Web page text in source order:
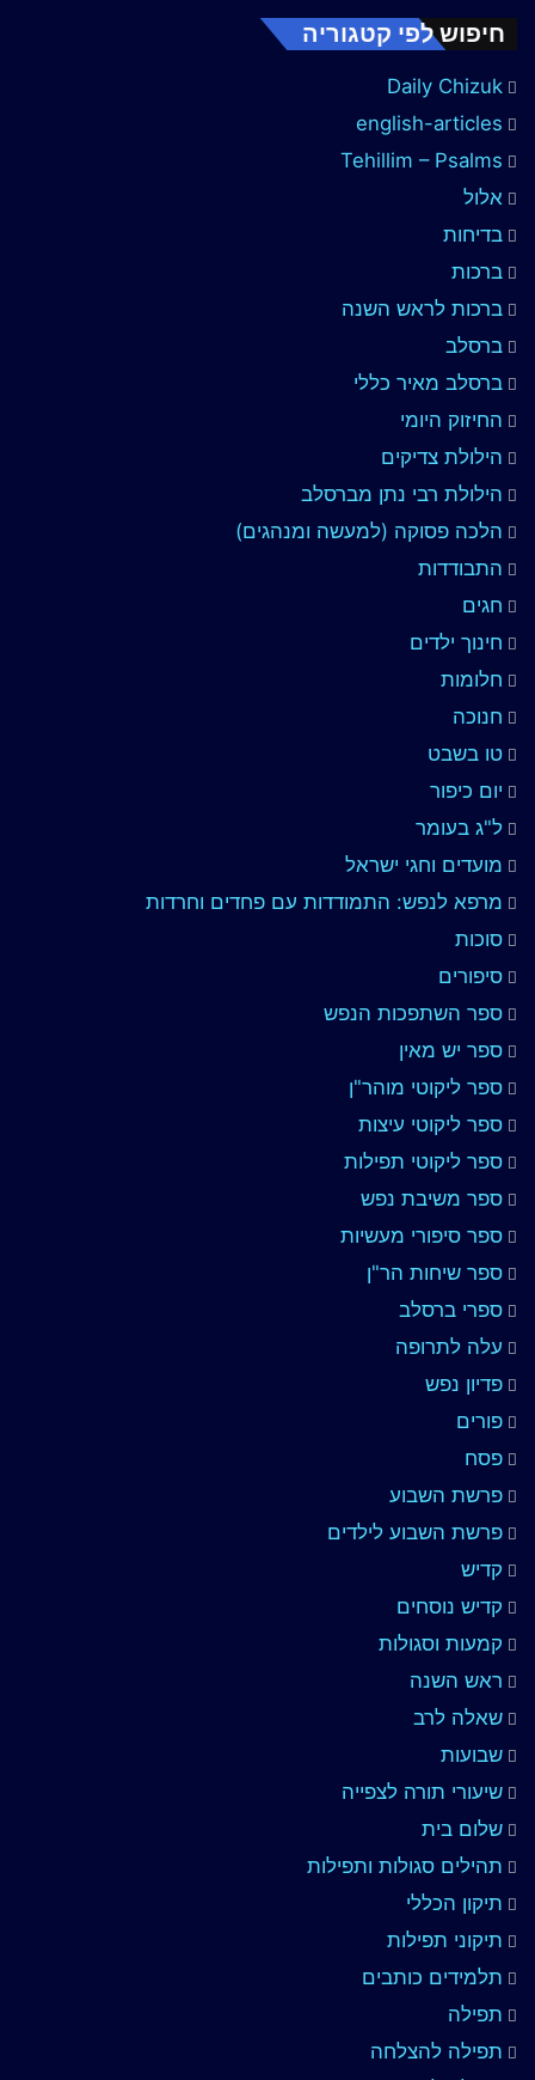
חיפוש לפי קטגוריה
Daily Chizuk
english-articles
Tehillim – Psalms
אלול
בדיחות
ברכות
ברכות לראש השנה
ברסלב
ברסלב מאיר כללי
החיזוק היומי
הילולת צדיקים
הילולת רבי נתן מברסלב
הלכה פסוקה (למעשה ומנהגים)
התבודדות
חגים
חינוך ילדים
חלומות
חנוכה
טו בשבט
יום כיפור
ל"ג בעומר
מועדים וחגי ישראל
מרפא לנפש: התמודדות עם פחדים וחרדות
סוכות
סיפורים
ספר השתפכות הנפש
ספר יש מאין
ספר ליקוטי מוהר"ן
ספר ליקוטי עיצות
ספר ליקוטי תפילות
ספר משיבת נפש
ספר סיפורי מעשיות
ספר שיחות הר"ן
ספרי ברסלב
עלה לתרופה
פדיון נפש
פורים
פסח
פרשת השבוע
פרשת השבוע לילדים
קדיש
קדיש נוסחים
קמעות וסגולות
ראש השנה
שאלה לרב
שבועות
שיעורי תורה לצפייה
שלום בית
תהילים סגולות ותפילות
תיקון הכללי
תיקוני תפילות
תלמידים כותבים
תפילה
תפילה להצלחה